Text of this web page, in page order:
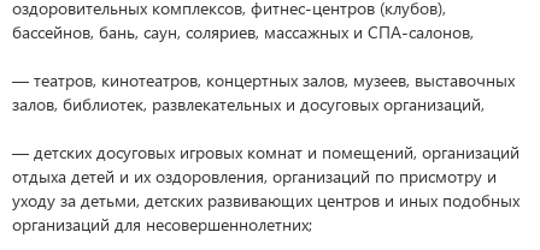
оздоровительных комплексов, фитнес-центров (клубов),
бассейнов, бань, саун, соляриев, массажных и СПА-салонов,
— театров, кинотеатров, концертных залов, музеев, выставочных
залов, библиотек, развлекательных и досуговых организаций,
— детских досуговых игровых комнат и помещений, организаций
отдыха детей и их оздоровления, организаций по присмотру и
уходу за детьми, детских развивающих центров и иных подобных
организаций для несовершеннолетних;